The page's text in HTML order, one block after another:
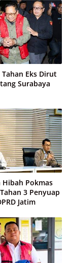
Eks Dirut
Surabaya
Hibah Pokmas
3 Penyuap
Jatim